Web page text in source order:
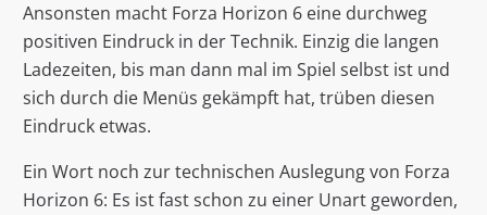
Ansonsten macht Forza Horizon 6 eine durchweg
positiven Eindruck in der Technik. Einzig die langen
Ladezeiten, bis man dann mal im Spiel selbst ist und
sich durch die Menüs gekämpft hat, trüben diesen
Eindruck etwas.
Ein Wort noch zur technischen Auslegung von Forza
Horizon 6: Es ist fast schon zu einer Unart geworden,